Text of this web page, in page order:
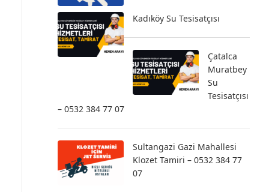
Kadıköy Su Tesisatçısı
Çatalca
Muratbey
Su
Tesisatçısı
– 0532 384 77 07
Sultangazi Gazi Mahallesi
Klozet Tamiri – 0532 384 77
07